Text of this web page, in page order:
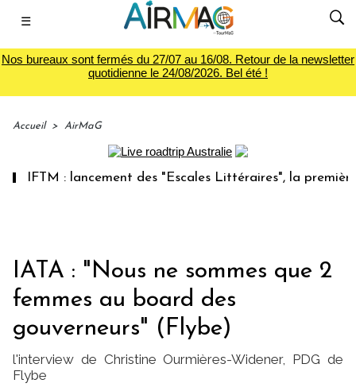
☰
Nos bureaux sont fermés du 27/07 au 16/08. Retour de la newsletter
quotidienne le 24/08/2026. Bel été !
Accueil > AirMaG
: lancement des "Escales Littéraires", la première
IATA : "Nous ne sommes que 2
femmes au board des
gouverneurs" (Flybe)
l'interview de Christine Ourmières-Widener, PDG de
Flybe